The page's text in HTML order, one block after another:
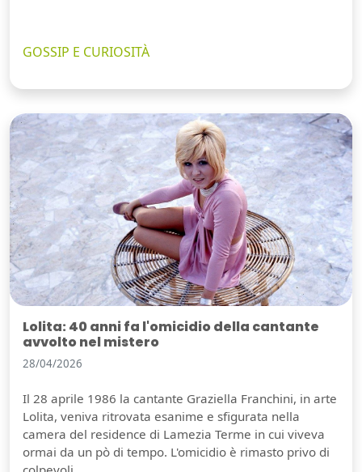
Guarda video
GOSSIP E CURIOSITÀ
Lolita: 40 anni fa l'omicidio della cantante
avvolto nel mistero
28/04/2026
Il 28 aprile 1986 la cantante Graziella Franchini, in arte
Lolita, veniva ritrovata esanime e sfigurata nella
camera del residence di Lamezia Terme in cui viveva
ormai da un pò di tempo. L'omicidio è rimasto privo di